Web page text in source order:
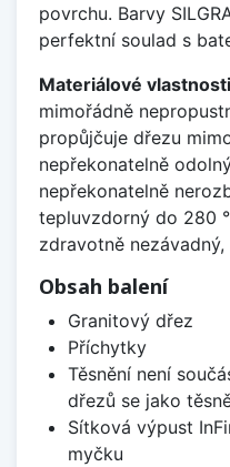
povrchu. Barvy
perfektní soulad s
Materiálové vlastnosti
mimořádně
propůjčuje dřezu
nepřekonatelně
nepřekonatelně
tepluvzdorný do 280
zdravotně
Obsah balení
Granitový dřez
Příchytky
Těsnění není
dřezů se jako
Sítková výpust
myčku